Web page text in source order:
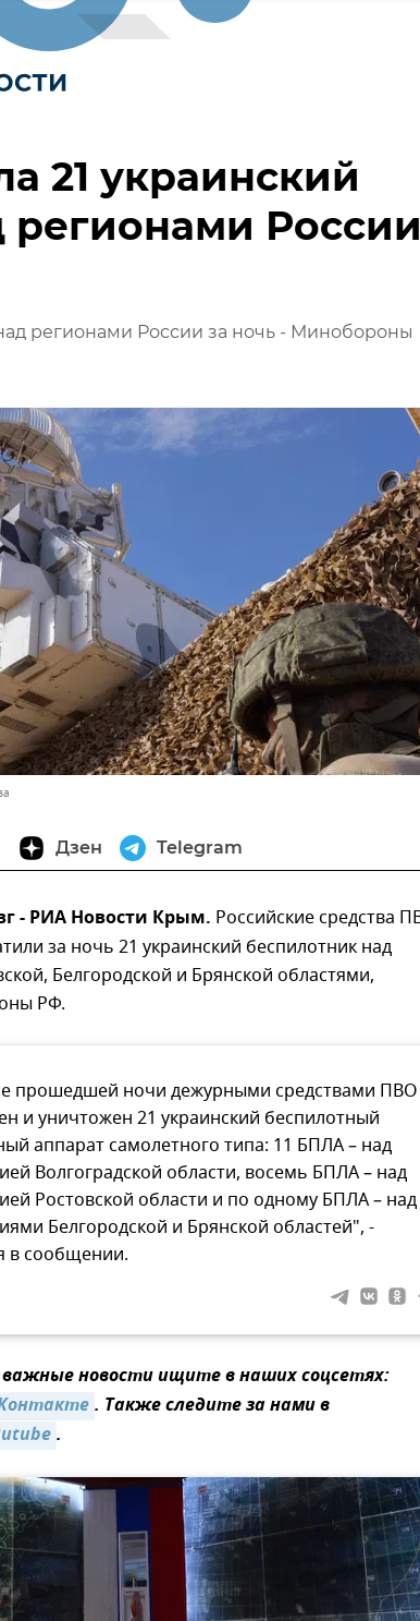
21 украинский
регионами
регионами России за ночь - Минобороны
Дзен Telegram
- РИА Новости Крым. Российские средства
за ночь 21 украинский беспилотник над
Белгородской и Брянской областями,
РФ.
прошедшей ночи дежурными средствами ПВО
и уничтожен 21 украинский беспилотный
аппарат самолетного типа: 11 БПЛА – над
Волгоградской области, восемь БПЛА – над
Ростовской области и по одному БПЛА – над
Белгородской и Брянской областей", -
в сообщении.
новости ищите в наших соцсетях:
. Также следите за нами в
.